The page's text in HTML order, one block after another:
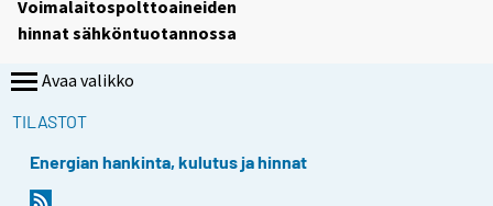
Voimalaitospolttoaineiden
hinnat sähköntuotannossa
Avaa valikko
TILASTOT
Energian hankinta, kulutus ja hinnat